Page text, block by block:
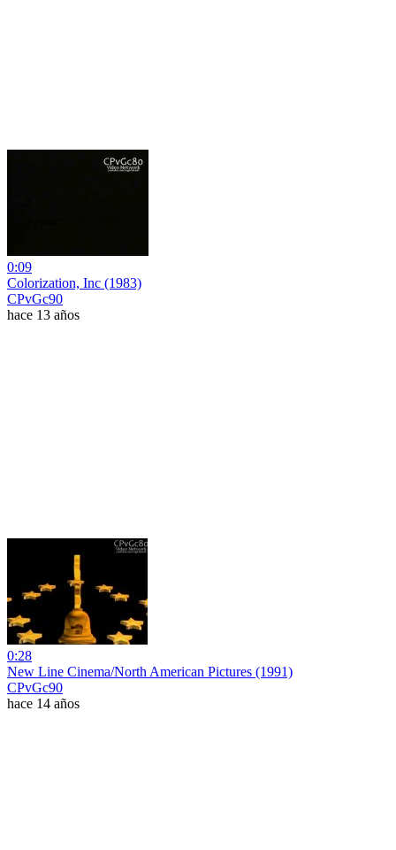
0:09
Colorization, Inc (1983)
CPvGc90
hace 13 años
0:28
New Line Cinema/North American Pictures (1991)
CPvGc90
hace 14 años